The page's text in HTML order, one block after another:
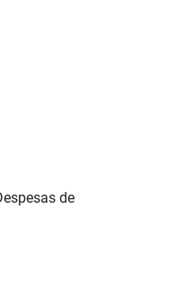
de